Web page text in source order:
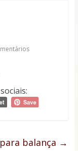
balança →